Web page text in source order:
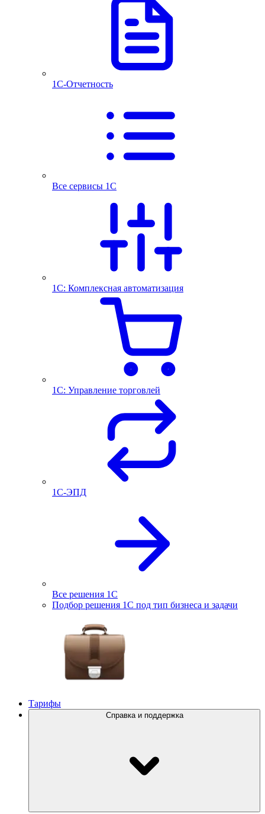
1С-Отчетность
Все сервисы 1С
1С: Комплексная автоматизация
1С: Управление торговлей
1С-ЭПД
Все решения 1С
Подбор решения 1С под тип бизнеса и задачи
Тарифы
Справка и поддержка